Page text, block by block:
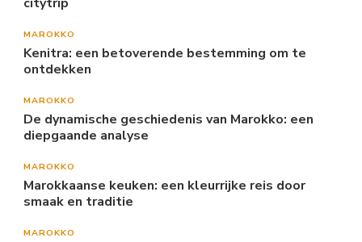
MAROKKO
Kenitra: een betoverende bestemming om te
ontdekken
MAROKKO
De dynamische geschiedenis van Marokko: een
diepgaande analyse
MAROKKO
Marokkaanse keuken: een kleurrijke reis door
smaak en traditie
MAROKKO